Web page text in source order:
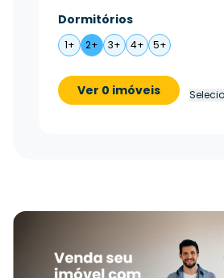
Dormitórios
1+ 2+ 3+ 4+ 5+
Ver 0 imóveis